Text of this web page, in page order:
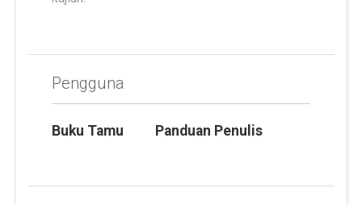
Pengguna
Buku Tamu Panduan Penulis